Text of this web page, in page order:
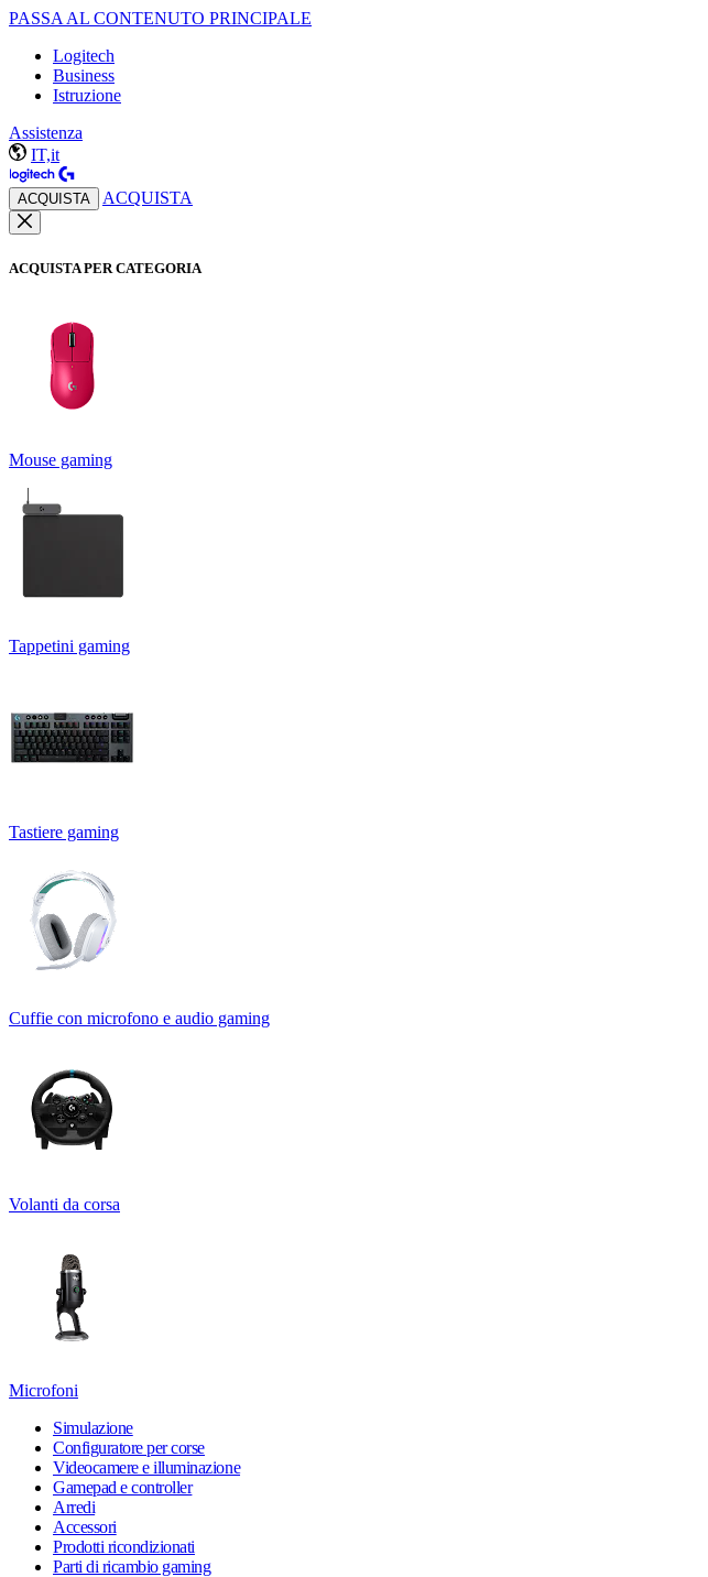
PASSA AL CONTENUTO PRINCIPALE
Logitech
Business
Istruzione
Assistenza
IT,it
ACQUISTA ACQUISTA
ACQUISTA PER CATEGORIA
Mouse gaming
Tappetini gaming
Tastiere gaming
Cuffie con microfono e audio gaming
Volanti da corsa
Microfoni
Simulazione
Configuratore per corse
Videocamere e illuminazione
Gamepad e controller
Arredi
Accessori
Prodotti ricondizionati
Parti di ricambio gaming